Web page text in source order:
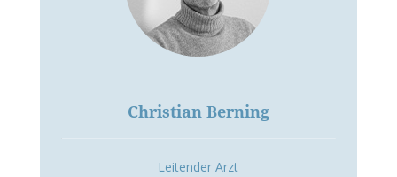
Christian Berning
Leitender Arzt